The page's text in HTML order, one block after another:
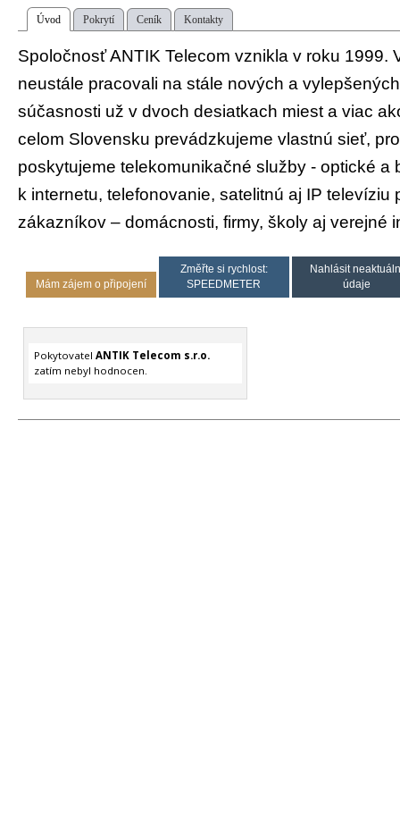
Úvod Pokrytí Ceník Kontakty
Spoločnosť ANTIK Telecom vznikla v roku 1999.
neustále pracovali na stále nových a
súčasnosti už v dvoch desiatkach miest a viac
celom Slovensku prevádzkujeme vlastnú sieť,
poskytujeme telekomunikačné služby - optické a
k internetu, telefonovanie, satelitnú aj IP televíziu
zákazníkov – domácnosti, firmy, školy aj verejné
Mám zájem o připojení
Změřte si rychlost:
SPEEDMETER
Nahlásit
údaje
Pokytovatel ANTIK Telecom s.r.o.
zatím nebyl hodnocen.